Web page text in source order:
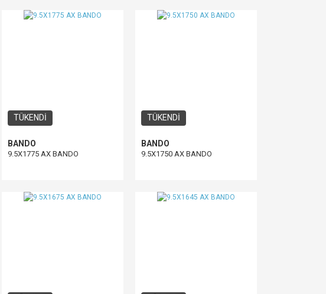
TÜKENDİ
BANDO
9.5X1775 AX BANDO
TÜKENDİ
BANDO
9.5X1750 AX BANDO